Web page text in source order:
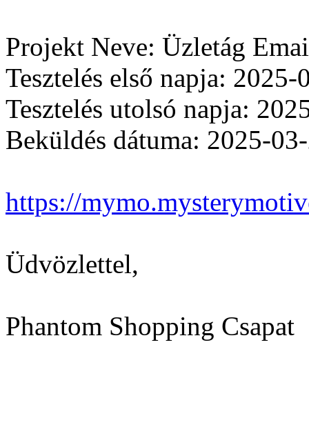
Projekt Neve: Üzletág
Tesztelés első napja: 2025-
Tesztelés utolsó napja:
Beküldés dátuma: 2025-
https://
Üdvözlettel,
Phantom Shopping Csapat